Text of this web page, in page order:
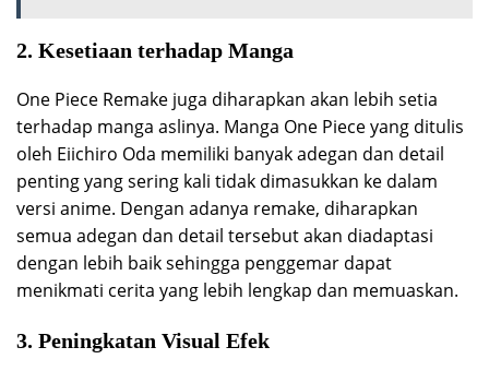
2. Kesetiaan terhadap Manga
One Piece Remake juga diharapkan akan lebih setia
terhadap manga aslinya. Manga One Piece yang ditulis
oleh Eiichiro Oda memiliki banyak adegan dan detail
penting yang sering kali tidak dimasukkan ke dalam
versi anime. Dengan adanya remake, diharapkan
semua adegan dan detail tersebut akan diadaptasi
dengan lebih baik sehingga penggemar dapat
menikmati cerita yang lebih lengkap dan memuaskan.
3. Peningkatan Visual Efek